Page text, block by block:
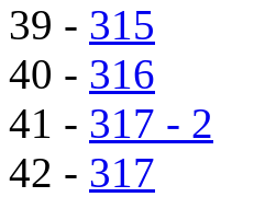
39 - 315
40 - 316
41 - 317 - 2
42 - 317